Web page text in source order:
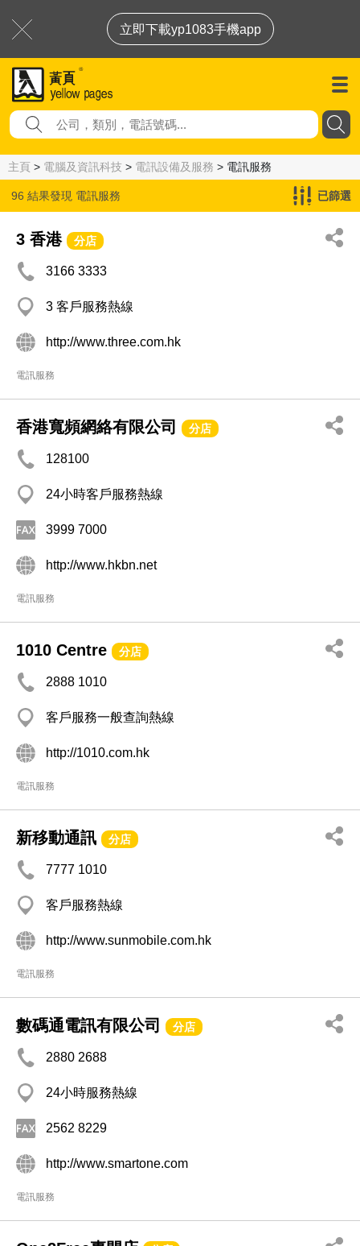
立即下載yp1083手機app
主頁 > 電腦及資訊科技 > 電訊設備及服務 > 電訊服務
96 結果發現 電訊服務 已篩選
3 香港 分店
3166 3333
3 客戶服務熱線
http://www.three.com.hk
電訊服務
香港寬頻網絡有限公司 分店
128100
24小時客戶服務熱線
3999 7000
http://www.hkbn.net
電訊服務
1010 Centre 分店
2888 1010
客戶服務一般查詢熱線
http://1010.com.hk
電訊服務
新移動通訊 分店
7777 1010
客戶服務熱線
http://www.sunmobile.com.hk
電訊服務
數碼通電訊有限公司 分店
2880 2688
24小時服務熱線
2562 8229
http://www.smartone.com
電訊服務